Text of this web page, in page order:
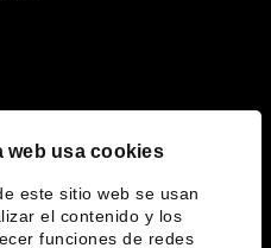
web usa cookies
este sitio web se usan
el contenido y los
funciones de redes